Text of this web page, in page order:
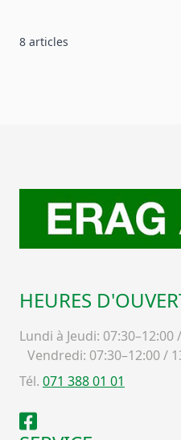
8 articles
HEURES
Lundi à Jeudi: 07:30–12:00
Vendredi: 07:30–12:00 /
Tél. 071 388 01 01
Facebook